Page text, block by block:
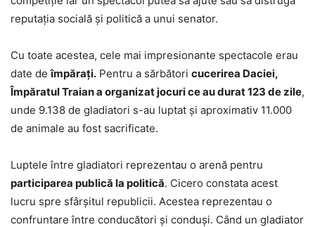
reputația socială și politică a unui senator.
Cu toate acestea, cele mai impresionante spectacole erau
date deîmpărați. Pentru a sărbători cucerirea Daciei,
Împăratul Traian a organizat jocuri ce au durat 123 de zile,
unde 9.138 de gladiatori s-au luptat și aproximativ 11.000
de animale au fost sacrificate.
Luptele între gladiatori reprezentau o arenă pentru
participarea publică la politică. Cicero constata acest
lucru spre sfârșitul republicii. Acestea reprezentau o
confruntare între conducători și conduși. Când un gladiator